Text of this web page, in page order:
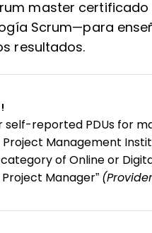
master certificado
Scrum—para
resultados.
self-reported PDUs for
Management
of Online or
Project Manager”